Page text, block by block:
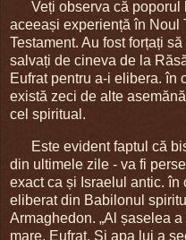
Veți observa că
aceeași experiență în Noul
Testament. Au fost forțați
salvați de cineva de la
Eufrat pentru a-i elibera. în
există zeci de alte
cel spiritual.
Este evident faptul că
din ultimele zile - va fi
exact ca și Israelul antic. în
eliberat din Babilonul
Armaghedon. „Al șaselea
mare, Eufrat. Și apa lui a